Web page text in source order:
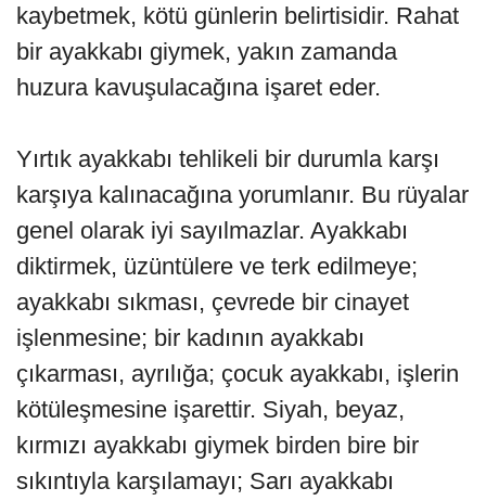
kaybetmek, kötü günlerin belirtisidir. Rahat
bir ayakkabı giymek, yakın zamanda
huzura kavuşulacağına işaret eder.
Yırtık ayakkabı tehlikeli bir durumla karşı
karşıya kalınacağına yorumlanır. Bu rüyalar
genel olarak iyi sayılmazlar. Ayakkabı
diktirmek, üzüntülere ve terk edilmeye;
ayakkabı sıkması, çevrede bir cinayet
işlenmesine; bir kadının ayakkabı
çıkarması, ayrılığa; çocuk ayakkabı, işlerin
kötüleşmesine işarettir. Siyah, beyaz,
kırmızı ayakkabı giymek birden bire bir
sıkıntıyla karşılamayı; Sarı ayakkabı